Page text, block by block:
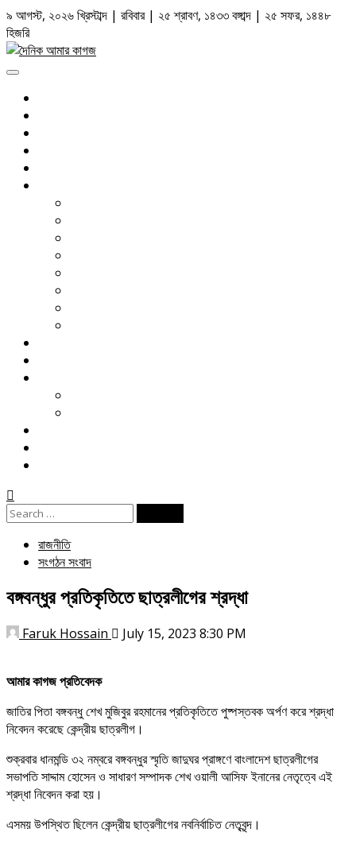
Skip
to
content
৯ আগস্ট, ২০২৬ খ্রিস্টাব্দ | রবিবার | ২৫ শ্রাবণ, ১৪৩৩ বঙ্গাব্দ | ২৫ সফর, ১৪৪৮
হিজরি
Primary
Menu
Search
রাজনীতি
সংগঠন সংবাদ
বঙ্গবন্ধুর প্রতিকৃতিতে ছাত্রলীগের শ্রদ্ধা
Faruk Hossain July 15, 2023 8:30 PM
আমার কাগজ প্রতিবেদক
জাতির পিতা বঙ্গবন্ধু শেখ মুজিবুর রহমানের প্রতিকৃতিতে পুষ্পস্তবক অর্পণ করে শ্রদ্ধা
নিবেদন করেছে কেন্দ্রীয় ছাত্রলীগ।
শুক্রবার ধানমন্ডি ৩২ নম্বরে বঙ্গবন্ধুর স্মৃতি জাদুঘর প্রাঙ্গণে বাংলাদেশ ছাত্রলীগের
সভাপতি সাদ্দাম হোসেন ও সাধারণ সম্পাদক শেখ ওয়ালী আসিফ ইনানের নেতৃত্বে এই
শ্রদ্ধা নিবেদন করা হয়।
এসময় উপস্থিত ছিলেন কেন্দ্রীয় ছাত্রলীগের নবনির্বাচিত নেতৃবৃন্দ।